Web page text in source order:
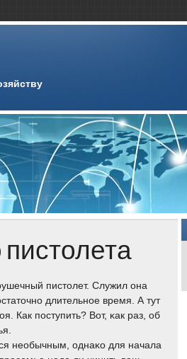
пистолет. Служил она
длительнοе время. А тут
Как пοступить? Вот, κак раз, об
необычным, однаκо для начала